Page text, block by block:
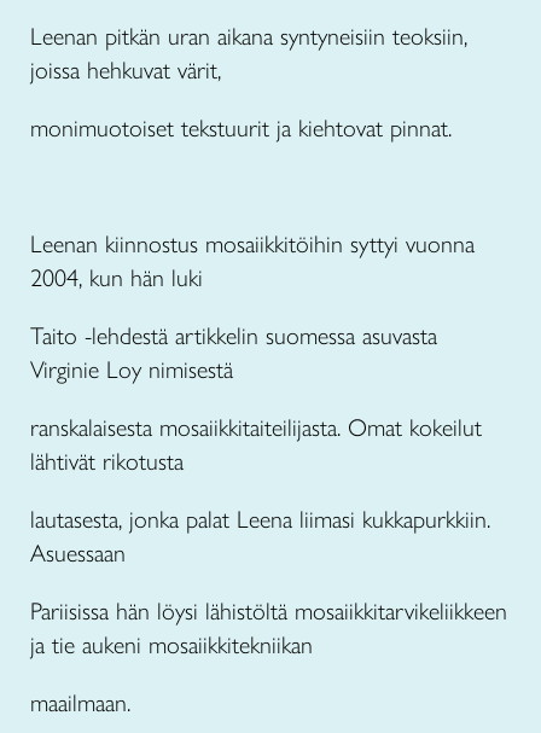
Leenan pitkän uran aikana syntyneisiin teoksiin,
joissa hehkuvat värit,
monimuotoiset tekstuurit ja kiehtovat pinnat.
Leenan kiinnostus mosaiikkitöihin syttyi vuonna
2004, kun hän luki
Taito -lehdestä artikkelin suomessa asuvasta
Virginie Loy nimisestä
ranskalaisesta mosaiikkitaiteilijasta. Omat kokeilut
lähtivät rikotusta
lautasesta, jonka palat Leena liimasi kukkapurkkiin.
Asuessaan
Pariisissa hän löysi lähistöltä mosaiikkitarvikeliikkeen
ja tie aukeni mosaiikkitekniikan
maailmaan.